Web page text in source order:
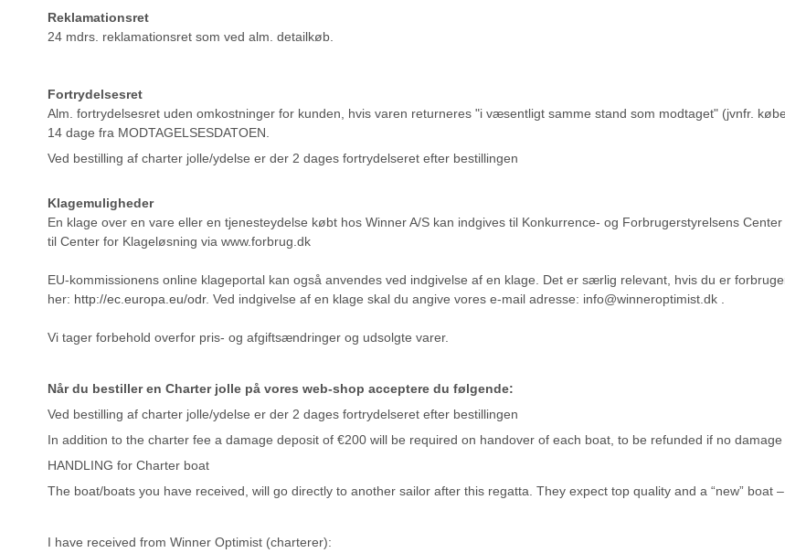
Reklamationsret
24 mdrs. reklamationsret som ved alm. detailkøb.
Fortrydelsesret
Alm. fortrydelsesret uden omkostninger for kunden, hvis varen returneres "i væsentligt samme stand som modtaget" (jvnfr.
14 dage fra MODTAGELSESDATOEN.
Ved bestilling af charter jolle/ydelse er der 2 dages fortrydelseret efter bestillingen
Klagemuligheder
En klage over en vare eller en tjenesteydelse købt hos Winner A/S kan indgives til Konkurrence- og Forbrugerstyrelsens
til Center for Klageløsning via www.forbrug.dk
EU-kommissionens online klageportal kan også anvendes ved indgivelse af en klage. Det er særlig relevant, hvis du er
her: http://ec.europa.eu/odr. Ved indgivelse af en klage skal du angive vores e-mail adresse: info@winneroptimist.dk .
Vi tager forbehold overfor pris- og afgiftsændringer og udsolgte varer.
Når du bestiller en Charter jolle på vores web-shop acceptere du følgende:
Ved bestilling af charter jolle/ydelse er der 2 dages fortrydelseret efter bestillingen
In addition to the charter fee a damage deposit of €200 will be required on handover of each boat, to be refunded if no damage
HANDLING for Charter boat
The boat/boats you have received, will go directly to another sailor after this regatta. They expect top quality and a “new” boat
I have received from Winner Optimist (charterer):